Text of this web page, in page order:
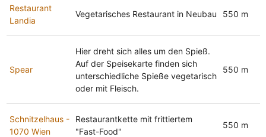
Restaurant
Landia
Vegetarisches Restaurant in Neubau 550 m
Spear
Hier dreht sich alles um den Spieß.
Auf der Speisekarte finden sich
unterschiedliche Spieße vegetarisch
oder mit Fleisch.
550 m
Schnitzelhaus -
1070 Wien
Restaurantkette mit frittiertem
"Fast-Food"
550 m